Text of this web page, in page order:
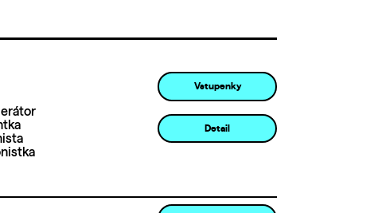
Vstupenky
Detail